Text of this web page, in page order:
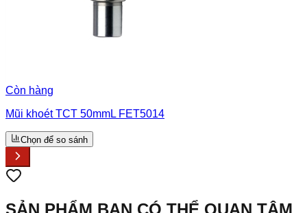
Còn hàng
Mũi khoét TCT 50mmL FET5014
Chọn để so sánh